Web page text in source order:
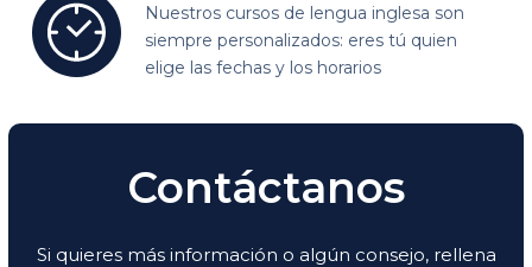
Nuestros cursos de lengua inglesa son
siempre personalizados: eres tú quien
elige las fechas y los horarios
Contáctanos
Si quieres más información o algún consejo, rellena